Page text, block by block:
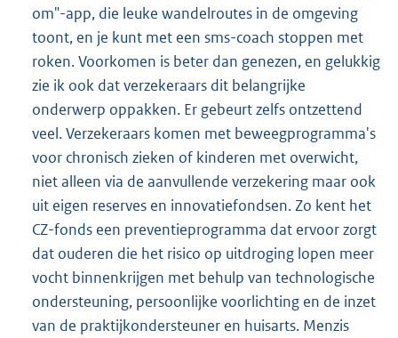
om"-app, die leuke wandelroutes in de omgeving
toont, en je kunt met een sms-coach stoppen met
roken. Voorkomen is beter dan genezen, en gelukkig
zie ik ook dat verzekeraars dit belangrijke
onderwerp oppakken. Er gebeurt zelfs ontzettend
veel. Verzekeraars komen met beweegprogramma's
voor chronisch zieken of kinderen met overwicht,
niet alleen via de aanvullende verzekering maar ook
uit eigen reserves en innovatiefondsen. Zo kent het
CZ-fonds een preventieprogramma dat ervoor zorgt
dat ouderen die het risico op uitdroging lopen meer
vocht binnenkrijgen met behulp van technologische
ondersteuning, persoonlijke voorlichting en de inzet
van de praktijkondersteuner en huisarts. Menzis